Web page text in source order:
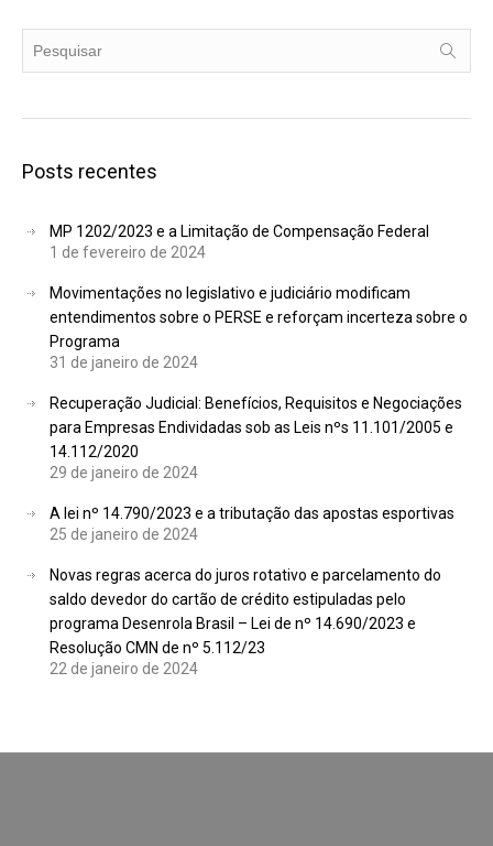
Posts recentes
MP 1202/2023 e a Limitação de Compensação Federal
1 de fevereiro de 2024
Movimentações no legislativo e judiciário modificam
entendimentos sobre o PERSE e reforçam incerteza sobre o
Programa
31 de janeiro de 2024
Recuperação Judicial: Benefícios, Requisitos e Negociações
para Empresas Endividadas sob as Leis nºs 11.101/2005 e
14.112/2020
29 de janeiro de 2024
A lei nº 14.790/2023 e a tributação das apostas esportivas
25 de janeiro de 2024
Novas regras acerca do juros rotativo e parcelamento do
saldo devedor do cartão de crédito estipuladas pelo
programa Desenrola Brasil – Lei de nº 14.690/2023 e
Resolução CMN de nº 5.112/23
22 de janeiro de 2024